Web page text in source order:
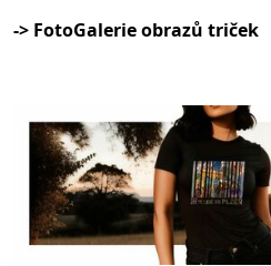
-> FotoGalerie obrazů triček